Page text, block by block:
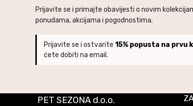
Prijavite se i primajte obavijesti o novim
ponudama, akcijama i pogodnostima.
Prijavite se i ostvarite 15% popusta na prvu
ćete dobiti na email.
PET SEZONA d.o.o.